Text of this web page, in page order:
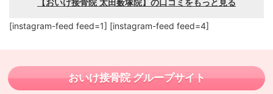
[instagram-feed feed=1] [instagram-feed feed=4]
おいけ接骨院 グループサイト